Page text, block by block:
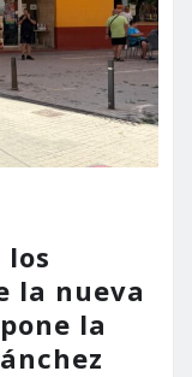
los
la nueva
la